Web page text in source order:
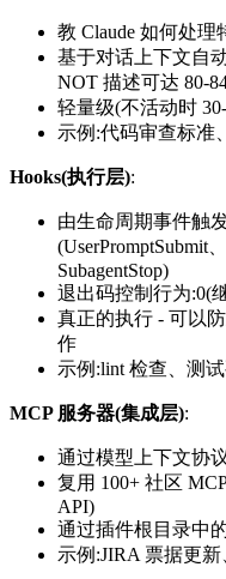
教 Claude 如何处理
基于对话上下文自
NOT 描述可达 80-
轻量级(不活动时
示例:代码审查标准
Hooks(执行层):
由生命周期事件触
(UserPromptSubmit
SubagentStop)
退出码控制行为:0(
真正的执行 - 可以
作
示例:lint 检查、测
MCP 服务器(集成层):
通过模型上下文协
复用 100+ 社区
API)
通过插件根目录中
示例:JIRA 票据更